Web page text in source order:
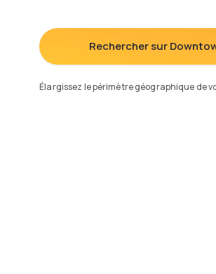
Rechercher sur
Élargissez le périmètre géographique de